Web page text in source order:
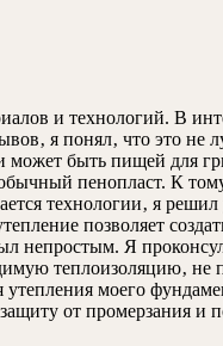
и технологий. В
я понял‚ что это
быть пищей для
пенопласт. К
технологии‚ я
позволяет
непростым. Я
теплоизоляцию‚ не
моего
от промерзания